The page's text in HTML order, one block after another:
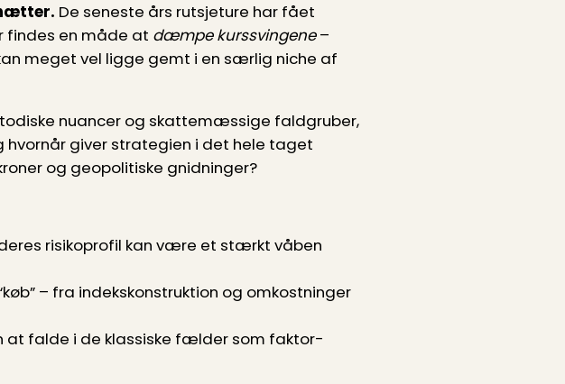
De seneste års rutsjeture har fået
findes en måde at dæmpe kurssvingene–
meget vel ligge gemt i en særlig niche af
nuancer og skattemæssige faldgruber,
giver strategien i det hele taget
og geopolitiske gnidninger?
risikoprofil kan være et stærkt våben
– fra indeks­konstruktion og omkostninger
at falde i de klassiske fælder som faktor-